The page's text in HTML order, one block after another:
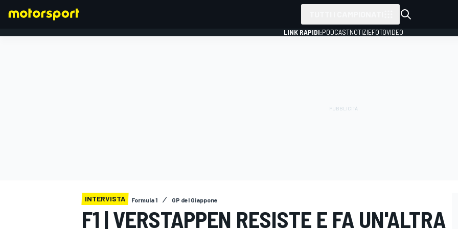
LINK RAPIDI:PODCASTNOTIZIEFOTOVIDEO
INTERVISTA Formula 1 GP del Giappone
F1 | VERSTAPPEN RESISTE E FA UN'ALTRA